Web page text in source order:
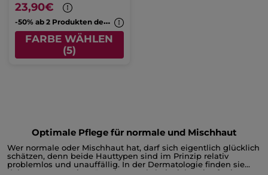
23,90€
-
50% ab 2 Produkten deiner Wahl
FARBE WÄHLEN
(5)
Optimale Pflege für normale und Mischhaut
Wer normale oder Mischhaut hat, darf sich eigentlich glücklich
schätzen, denn beide Hauttypen sind im Prinzip relativ
problemlos und unauffällig. In der Dermatologie finden sie
daher etwas weniger Beachtung als beispielsweise fettige